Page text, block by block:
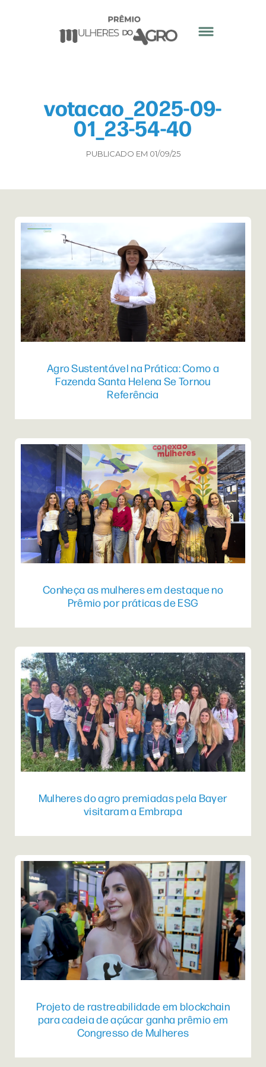
votacao_2025-09-
01_23-54-40
PUBLICADO EM 01/09/25
Agro Sustentável na Prática: Como a
Fazenda Santa Helena Se Tornou
Referência
Conheça as mulheres em destaque no
Prêmio por práticas de ESG
Mulheres do agro premiadas pela Bayer
visitaram a Embrapa
Projeto de rastreabilidade em blockchain
para cadeia de açúcar ganha prêmio em
Congresso de Mulheres